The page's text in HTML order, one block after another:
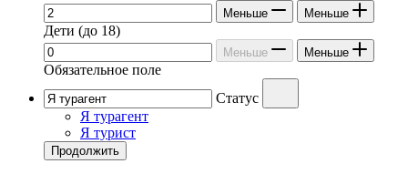
Меньше Меньше
Дети (до 18)
Меньше Меньше
Обязательное поле
Статус
Я турагент
Я турист
Продолжить